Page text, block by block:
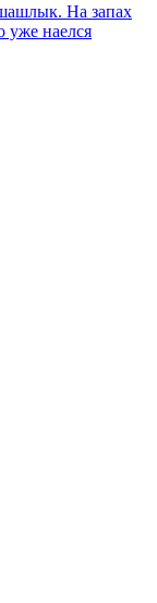
На запах
уже наелся